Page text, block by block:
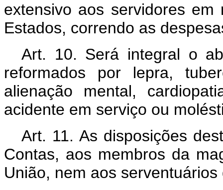
extensivo aos servidores
Estados, correndo as
Art. 10. Será integral o
reformados por lepra,
alienação mental,
acidente em serviço ou
Art. 11. As disposições
Contas, aos membros da
União, nem aos serventuários